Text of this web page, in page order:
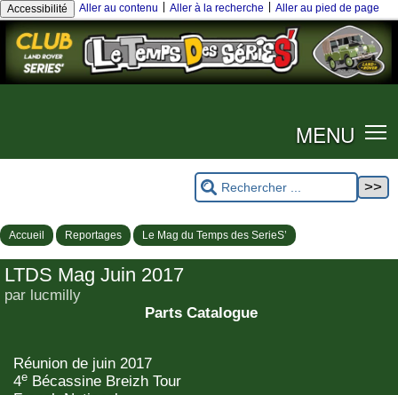
Accessibilité Aller au contenu Aller à la recherche Aller au pied de page
MENU
Accueil Reportages Le Mag du Temps des SerieS’
LTDS Mag Juin 2017
par lucmilly
Parts Catalogue
Réunion de juin 2017
4e Bécassine Breizh Tour